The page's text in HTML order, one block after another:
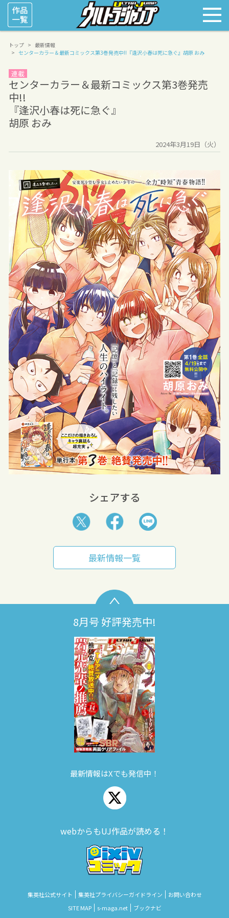
トップ
最新情報
センターカラー＆最新コミックス第3巻発売中!! 『逢沢小春は死に急ぐ』胡原 おみ
連載
センターカラー＆最新コミックス第3巻発売
中!!
『逢沢小春は死に急ぐ』
胡原 おみ
2024年3月19日（火）
シェアする
最新情報一覧
8月号 好評発売中!
最新情報はXでも発信中！
webからもUJ作品が読める！
集英社公式サイト 集英社プライバシーガイドライン
お問い合わせ
SITE MAP
s‑maga.net
ブックナビ